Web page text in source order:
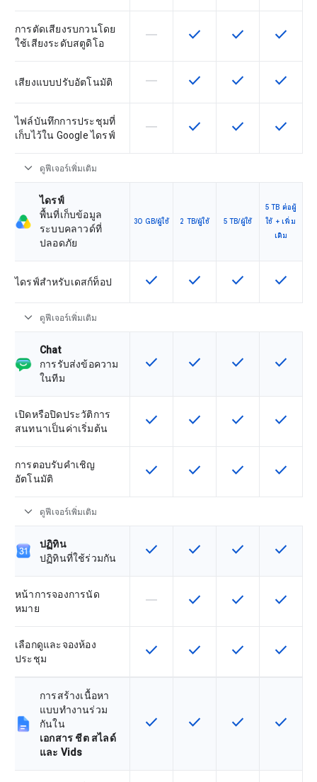
การตัดเสียงรบกวนโดย
ใช้เสียงระดับสตูดิโอ
ฟีเจอร์นี้ใช้ไม่ได้กับ SKU นี้
horizontal_rule ฟีเจอร์นี้ใช้ได้กับ SKU
check ฟีเจอร์นี้ใช้ได้กับ
check ฟีเจอร์นี้
check
เสียงแบบปรับอัตโนมัติ ฟีเจอร์นี้ใช้ไม่ได้กับ SKU นี้
horizontal_rule ฟีเจอร์นี้ใช้ได้กับ SKU
check ฟีเจอร์นี้ใช้ได้กับ
check ฟีเจอร์นี้
check
ไฟล์บันทึกการประชุมที่
เก็บไว้ใน Google ไดรฟ์
ฟีเจอร์นี้ใช้ไม่ได้กับ SKU นี้
horizontal_rule ฟีเจอร์นี้ใช้ได้กับ SKU
check ฟีเจอร์นี้ใช้ได้กับ
check ฟีเจอร์นี้
check
expand_more ดูฟีเจอร์เพิ่มเติม
ไดรฟ์
พื้นที่เก็บข้อมูล
ระบบคลาวด์ที่
ปลอดภัย
30 GB/ผู้ใช้ 2 TB/ผู้ใช้ 5 TB/ผู้ใช้
5 TB ต่อผู้
ใช้ + เพิ่ม
เติม
ไดรฟ์สำหรับเดสก์ท็อป ฟีเจอร์นี้ใช้ได้กับ SKU
check ฟีเจอร์นี้ใช้ได้กับ SKU
check ฟีเจอร์นี้ใช้ได้กับ
check ฟีเจอร์นี้
check
expand_more ดูฟีเจอร์เพิ่มเติม
Chat
การรับส่งข้อความ
ในทีม
ฟีเจอร์นี้ใช้ได้กับ SKU
check ฟีเจอร์นี้ใช้ได้กับ SKU
check ฟีเจอร์นี้ใช้ได้กับ
check ฟีเจอร์นี้
check
เปิดหรือปิดประวัติการ
สนทนาเป็นค่าเริ่มต้น
ฟีเจอร์นี้ใช้ได้กับ SKU
check ฟีเจอร์นี้ใช้ได้กับ SKU
check ฟีเจอร์นี้ใช้ได้กับ
check ฟีเจอร์นี้
check
การตอบรับคำเชิญ
อัตโนมัติ
ฟีเจอร์นี้ใช้ได้กับ SKU
check ฟีเจอร์นี้ใช้ได้กับ SKU
check ฟีเจอร์นี้ใช้ได้กับ
check ฟีเจอร์นี้
check
expand_more ดูฟีเจอร์เพิ่มเติม
ปฏิทิน
ปฏิทินที่ใช้ร่วมกัน
ฟีเจอร์นี้ใช้ได้กับ SKU
check ฟีเจอร์นี้ใช้ได้กับ SKU
check ฟีเจอร์นี้ใช้ได้กับ
check ฟีเจอร์นี้
check
หน้าการจองการนัด
หมาย
ฟีเจอร์นี้ใช้ไม่ได้กับ SKU นี้
horizontal_rule ฟีเจอร์นี้ใช้ได้กับ SKU
check ฟีเจอร์นี้ใช้ได้กับ
check ฟีเจอร์นี้
check
เลือกดูและจองห้อง
ประชุม
ฟีเจอร์นี้ใช้ได้กับ SKU
check ฟีเจอร์นี้ใช้ได้กับ SKU
check ฟีเจอร์นี้ใช้ได้กับ
check ฟีเจอร์นี้
check
การสร้างเนื้อหา
แบบทำงานร่วม
กันใน
เอกสาร ชีต สไลด์
และ Vids
ฟีเจอร์นี้ใช้ได้กับ SKU
check ฟีเจอร์นี้ใช้ได้กับ SKU
check ฟีเจอร์นี้ใช้ได้กับ
check ฟีเจอร์นี้
check